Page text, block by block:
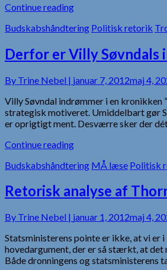
Continue reading
Budskabshåndtering Politisk retorik
Derfor er Villy Søvndals
By Trine Nebel | januar 7, 2012maj 4,
Villy Søvndal indrømmer i en kronikken
strategisk motiveret. Umiddelbart gør
er oprigtigt ment. Desværre sker der
Continue reading
Budskabshåndtering MÅ læse Politisk
Retorisk analyse af
By Trine Nebel | januar 1, 2012maj 4,
Statsministerens pointe er ikke, at vi er
hovedargument, der er så stærkt, at
Både dronningens og statsministerens